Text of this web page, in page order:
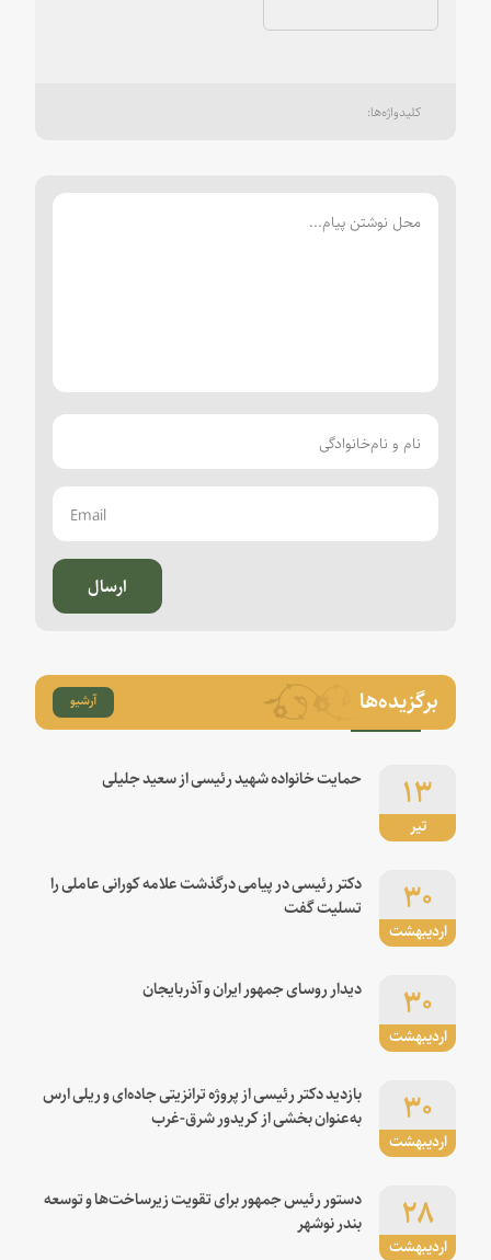
ارسال
برگزیده‌ها آرشیو
تیر
۱۳ حمایت خانواده شهید رئیسی از سعید جلیلی
اردیبهشت
۳۰
دکتر رئیسی در پیامی درگذشت علامه کورانی عاملی را
تسلیت گفت
اردیبهشت
۳۰ دیدار روسای جمهور ایران و آذربایجان
اردیبهشت
۳۰
بازدید دکتر رئیسی از پروژه ترانزیتی جاده‌ای و ریلی ارس
به‌عنوان بخشی از کریدور شرق-غرب
اردیبهشت
۲۸
دستور رئیس جمهور برای تقویت زیرساخت‌ها و توسعه
بندر نوشهر